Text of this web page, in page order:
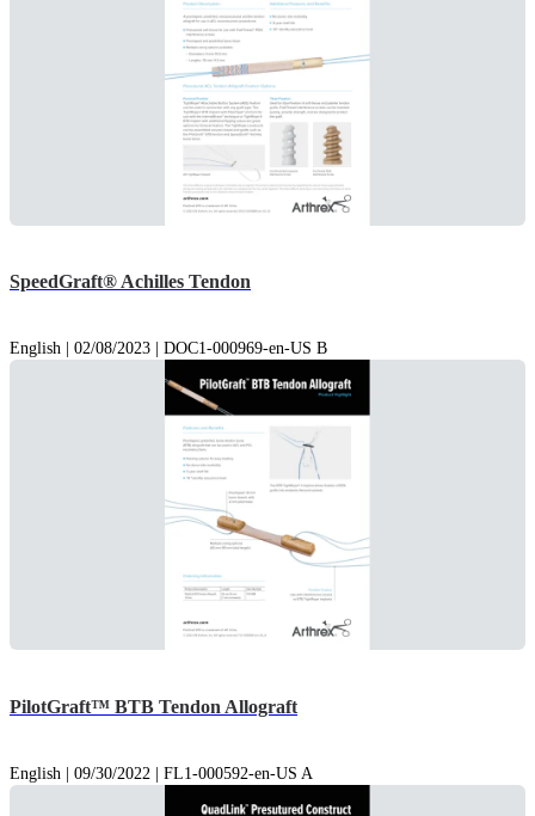
SpeedGraft® Achilles Tendon
English | 02/08/2023 | DOC1-000969-en-US B
PilotGraft™ BTB Tendon Allograft
English | 09/30/2022 | FL1-000592-en-US A